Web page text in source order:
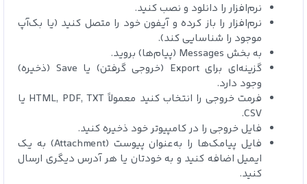
نرم‌افزار را دانلود و نصب کنید.
نرم‌افزار را باز کرده و آیفون خود را متصل کنید (یا بک‌آپ
موجود را شناسایی کند).
به بخش Messages (پیام‌ها) بروید.
گزینه‌ای برای Export (خروجی گرفتن) یا Save (ذخیره)
وجود دارد.
فرمت خروجی را انتخاب کنید معمولاً HTML, PDF, TXT یا
CSV.
فایل خروجی را در کامپیوتر خود ذخیره کنید.
فایل پیامک‌ها را به‌عنوان پیوست (Attachment) به یک
ایمیل اضافه کنید و به خودتان یا هر آدرس دیگری ارسال
کنید.